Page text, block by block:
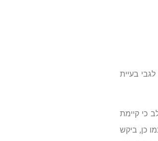
בעיית
כי קיימת
כן, ביקש